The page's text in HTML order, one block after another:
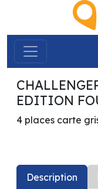
précédent
EDITION
4 places carte
Description